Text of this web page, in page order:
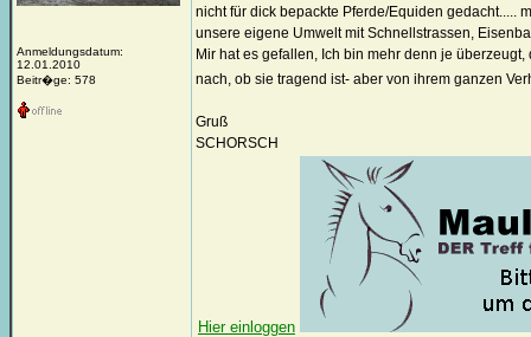
Anmeldungsdatum:
12.01.2010
Beitr�ge: 578
nicht für dick bepackte Pferde/Equiden gedacht.....
unsere eigene Umwelt mit Schnellstrassen,
Mir hat es gefallen, Ich bin mehr denn je
nach, ob sie tragend ist- aber von ihrem ganzen
Gruß
SCHORSCH
Hier einloggen